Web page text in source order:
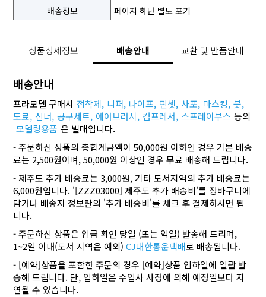
배송정보
페이지 하단 별도 표기
상품상세정보 배송안내 교환 및 반품안내
배송안내
프라모델 구매시 접착제, 니퍼, 나이프, 핀셋, 사포, 마스킹, 붓,
도료, 신너, 공구세트, 에어브러시, 컴프레서, 스프레이부스 등의
모델링용품 은 별매입니다.
- 주문하신 상품의 총합계금액이 50,000원 이하인 경우 기본 배송
료는 2,500원이며, 50,000원 이상인 경우 무료 배송해 드립니다.
- 제주도 추가 배송료는 3,000원, 기타 도서지역의 추가 배송료는
6,000원입니다. '[ZZZ03000] 제주도 추가 배송비'를 장바구니에
담거나 배송지 정보란의 '추가 배송비'를 체크 후 결제하시면 됩
니다.
- 주문하신 상품은 입금 확인 당일 (또는 익일) 발송해 드리며,
1~2일 이내(도서 지역은 예외)CJ대한통운택배로 배송됩니다.
- [예약]상품을 포함한 주문의 경우 [예약]상품 입하일에 일괄 발
송해 드립니다. 단, 입하일은 수입사 사정에 의해 예정일보다 지
연될 수 있습니다.